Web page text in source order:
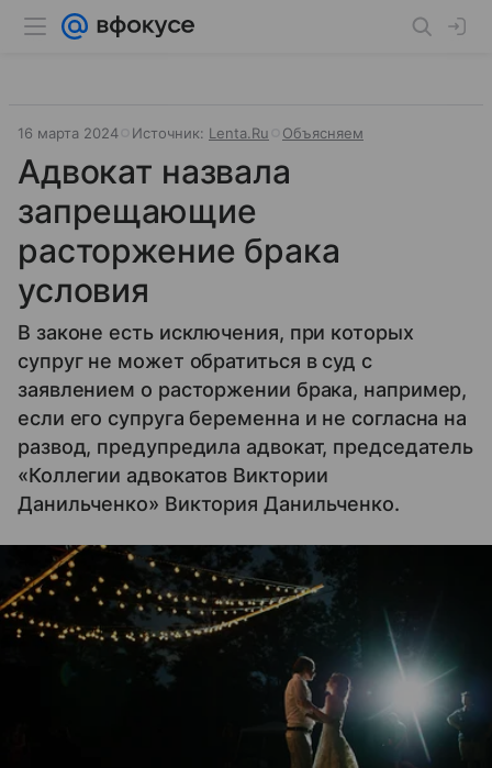
16 марта 2024 Источник: Lenta.Ru Объясняем
Адвокат назвала
запрещающие
расторжение брака
условия
В законе есть исключения, при которых
супруг не может обратиться в суд с
заявлением о расторжении брака, например,
если его супруга беременна и не согласна на
развод, предупредила адвокат, председатель
«Коллегии адвокатов Виктории
Данильченко» Виктория Данильченко.